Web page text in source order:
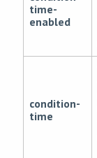
time-
enabled
condition-
time